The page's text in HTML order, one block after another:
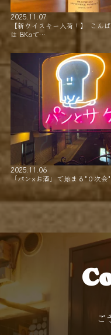
2025.11.07
【新ウイスキー入荷！】 こん
は BKaで…
2025.11.06
「パン×お酒」で始まる"０次
ご